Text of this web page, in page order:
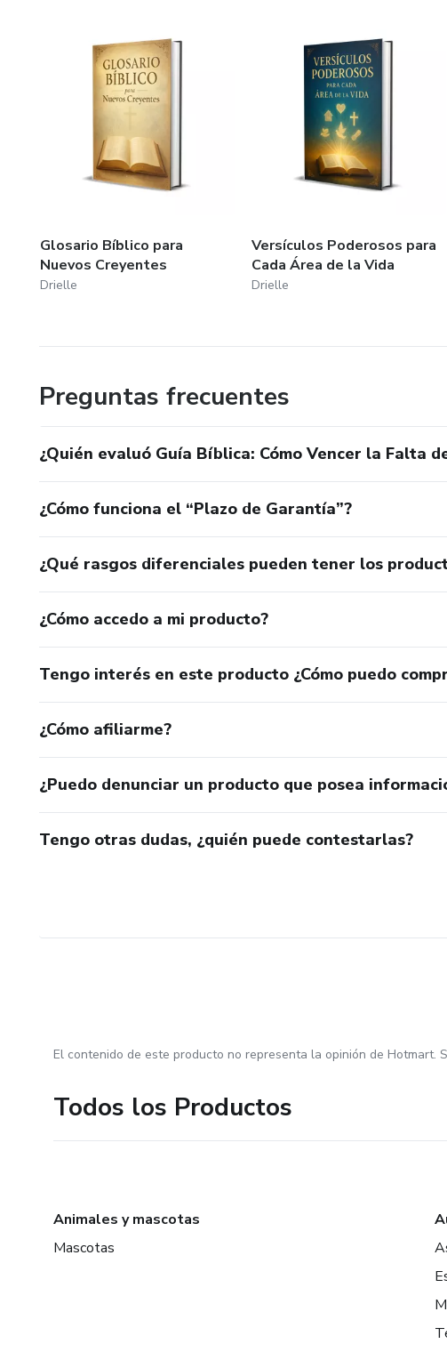
Glosario Bíblico para
Nuevos Creyentes
Drielle
Versículos Poderosos para
Cada Área de la Vida
Drielle
Preguntas frecuentes
¿Quién evaluó Guía Bíblica: Cómo Vencer la Falta
¿Cómo funciona el “Plazo de Garantía”?
¿Qué rasgos diferenciales pueden tener los
¿Cómo accedo a mi producto?
Tengo interés en este producto ¿Cómo puedo
¿Cómo afiliarme?
¿Puedo denunciar un producto que posea
Tengo otras dudas, ¿quién puede contestarlas?
El contenido de este producto no representa la opinión de Hotmart.
Todos los Productos
Animales y mascotas
Mascotas